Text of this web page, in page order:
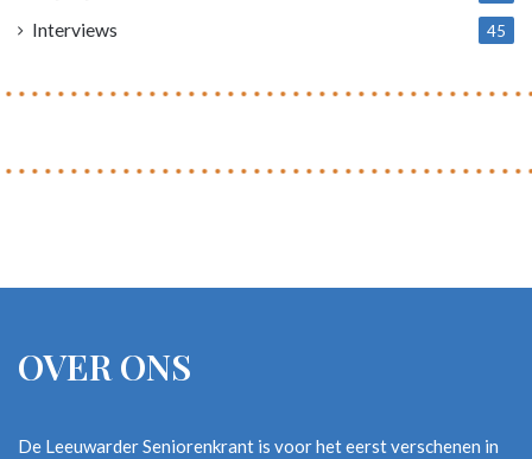
Interviews 45
OVER ONS
De Leeuwarder Seniorenkrant is voor het eerst verschenen in